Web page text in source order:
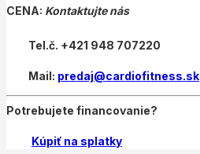
CENA: Kontaktujte nás
Tel.č. +421 948 707220
Mail: predaj@cardiofitness.sk
Potrebujete financovanie?
Kúpiť na splatky